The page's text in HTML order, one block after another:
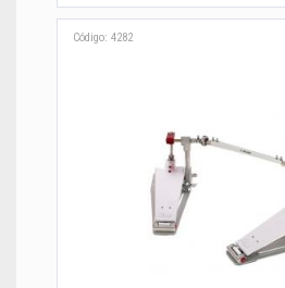
Código: 4282